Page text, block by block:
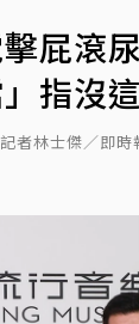
屁滾
」指沒
者林士傑／即時